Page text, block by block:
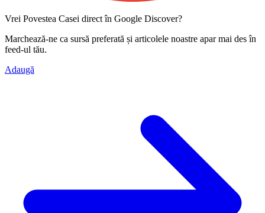
Vrei Povestea Casei direct în Google Discover?
Marchează-ne ca sursă preferată și articolele noastre apar mai des în
feed-ul tău.
Adaugă